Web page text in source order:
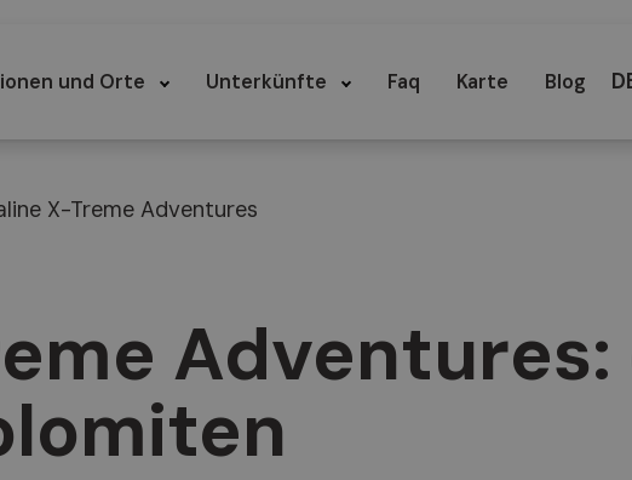
und Orte Unterkünfte Faq Karte Blog
X-Treme Adventures
Adventures: